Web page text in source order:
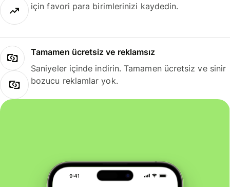
için favori para birimlerinizi kaydedin.
Tamamen ücretsiz ve reklamsız
Saniyeler içinde indirin. Tamamen ücretsiz ve sinir
bozucu reklamlar yok.